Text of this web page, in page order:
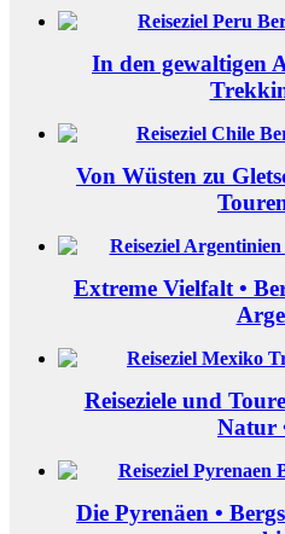
In den gewaltigen
Von Wüsten zu
Extreme Vielfalt •
Reiseziele und
Natur
Die Pyrenäen •